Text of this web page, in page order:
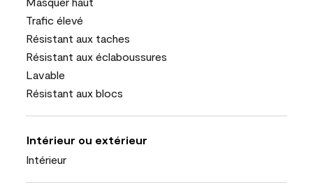
Trafic élevé
Résistant aux taches
Résistant aux éclaboussures
Lavable
Résistant aux blocs
Intérieur ou extérieur
Intérieur